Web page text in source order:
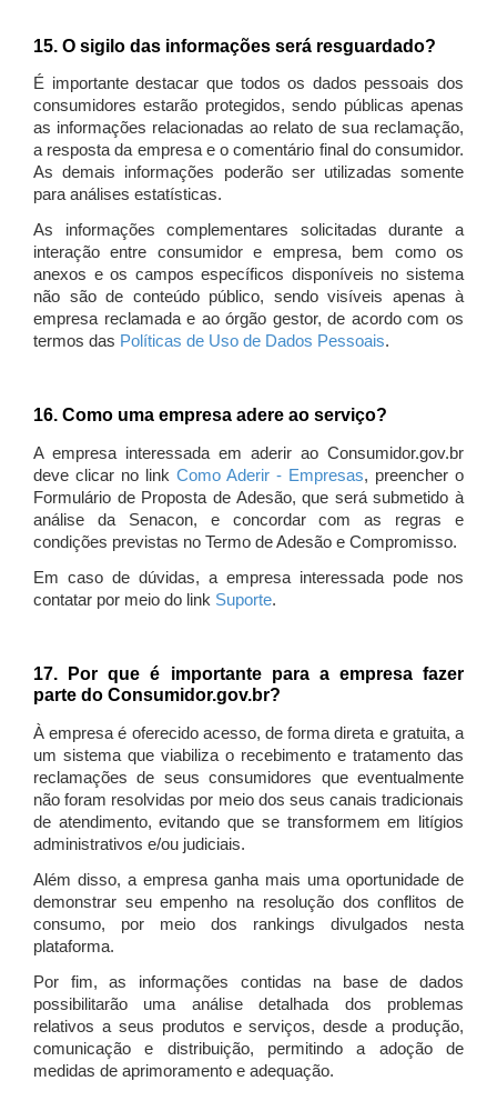
15. O sigilo das informações será resguardado?
É importante destacar que todos os dados pessoais dos
consumidores estarão protegidos, sendo públicas apenas
as informações relacionadas ao relato de sua reclamação,
a resposta da empresa e o comentário final do consumidor.
As demais informações poderão ser utilizadas somente
para análises estatísticas.
As informações complementares solicitadas durante a
interação entre consumidor e empresa, bem como os
anexos e os campos específicos disponíveis no sistema
não são de conteúdo público, sendo visíveis apenas à
empresa reclamada e ao órgão gestor, de acordo com os
termos das Políticas de Uso de Dados Pessoais.
16. Como uma empresa adere ao serviço?
A empresa interessada em aderir ao Consumidor.gov.br
deve clicar no link Como Aderir - Empresas, preencher o
Formulário de Proposta de Adesão, que será submetido à
análise da Senacon, e concordar com as regras e
condições previstas no Termo de Adesão e Compromisso.
Em caso de dúvidas, a empresa interessada pode nos
contatar por meio do link Suporte.
17. Por que é importante para a empresa fazer
parte do Consumidor.gov.br?
À empresa é oferecido acesso, de forma direta e gratuita, a
um sistema que viabiliza o recebimento e tratamento das
reclamações de seus consumidores que eventualmente
não foram resolvidas por meio dos seus canais tradicionais
de atendimento, evitando que se transformem em litígios
administrativos e/ou judiciais.
Além disso, a empresa ganha mais uma oportunidade de
demonstrar seu empenho na resolução dos conflitos de
consumo, por meio dos rankings divulgados nesta
plataforma.
Por fim, as informações contidas na base de dados
possibilitarão uma análise detalhada dos problemas
relativos a seus produtos e serviços, desde a produção,
comunicação e distribuição, permitindo a adoção de
medidas de aprimoramento e adequação.